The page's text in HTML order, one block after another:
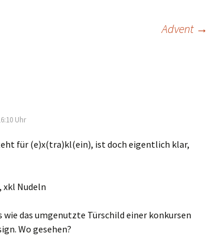
Advent →
Uhr
für (e)x(tra)kl(ein), ist doch eigentlich klar,
xkl Nudeln
wie das umgenutzte Türschild einer konkursen
Wo gesehen?